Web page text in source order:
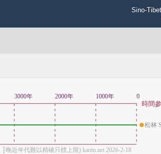
Sino-
3000年 2000年 1000年 0
時間
松林
晚近年代難以精確只標上限) kaom.net 2026-2-18